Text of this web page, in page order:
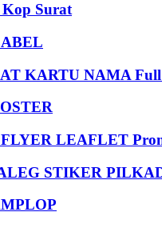
Surat
KARTU NAMA
LEAFLET
STIKER